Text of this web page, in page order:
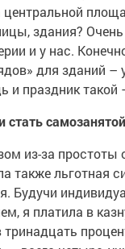
здания?
и у нас.
для зданий –
и праздник такой
из-за простоты
также льготная
Будучи
я платила в
тринадцать